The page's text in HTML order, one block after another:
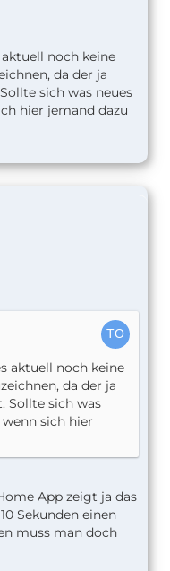
noch keine
da der ja
sich was neues
hier jemand dazu
aktuell noch keine
da der ja
Sollte sich was
wenn sich hier
App zeigt ja das
Sekunden einen
muss man doch